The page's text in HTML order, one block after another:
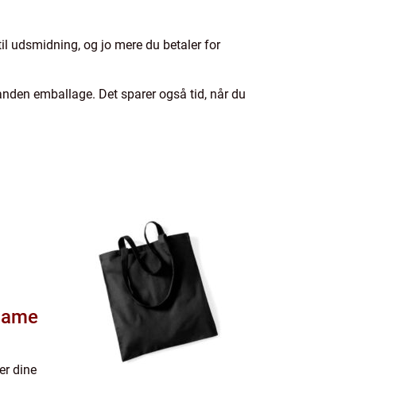
udsmidning, og jo mere du betaler for
emballage. Det sparer også tid, når du
dine